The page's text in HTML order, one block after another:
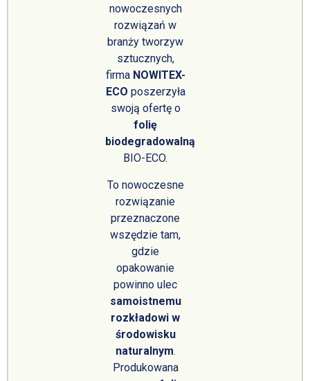
nowoczesnych
rozwiązań w
branży tworzyw
sztucznych,
firma NOWITEX-
ECO poszerzyła
swoją ofertę o
folię
biodegradowalną
BIO-ECO.
To nowoczesne
rozwiązanie
przeznaczone
wszędzie tam,
gdzie
opakowanie
powinno ulec
samoistnemu
rozkładowi w
środowisku
naturalnym.
Produkowana